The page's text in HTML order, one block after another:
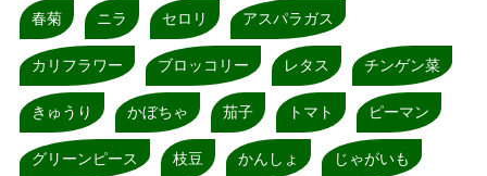
春菊 ニラ セロリ アスパラガス
カリフラワー ブロッコリー レタス チンゲン菜
きゅうり かぼちゃ 茄子 トマト ピーマン
グリーンピース 枝豆 かんしょ じゃがいも